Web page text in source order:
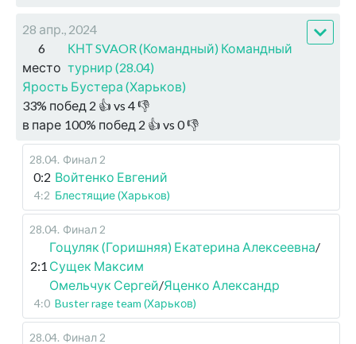
28 апр., 2024
6
место
КНТ SVAOR (Командный) Командный
турнир (28.04)
Ярость Бустера (Харьков)
33% побед 2 👍 vs 4👎
в паре 100% побед 2 👍 vs 0👎
28.04. Финал 2
0:2 Войтенко Евгений
4:2 Блестящие (Харьков)
28.04. Финал 2
2:1
Гоцуляк (Горишняя) Екатерина Алексеевна/
Сущек Максим
Омельчук Сергей/Яценко Александр
4:0 Buster rage team (Харьков)
28.04. Финал 2